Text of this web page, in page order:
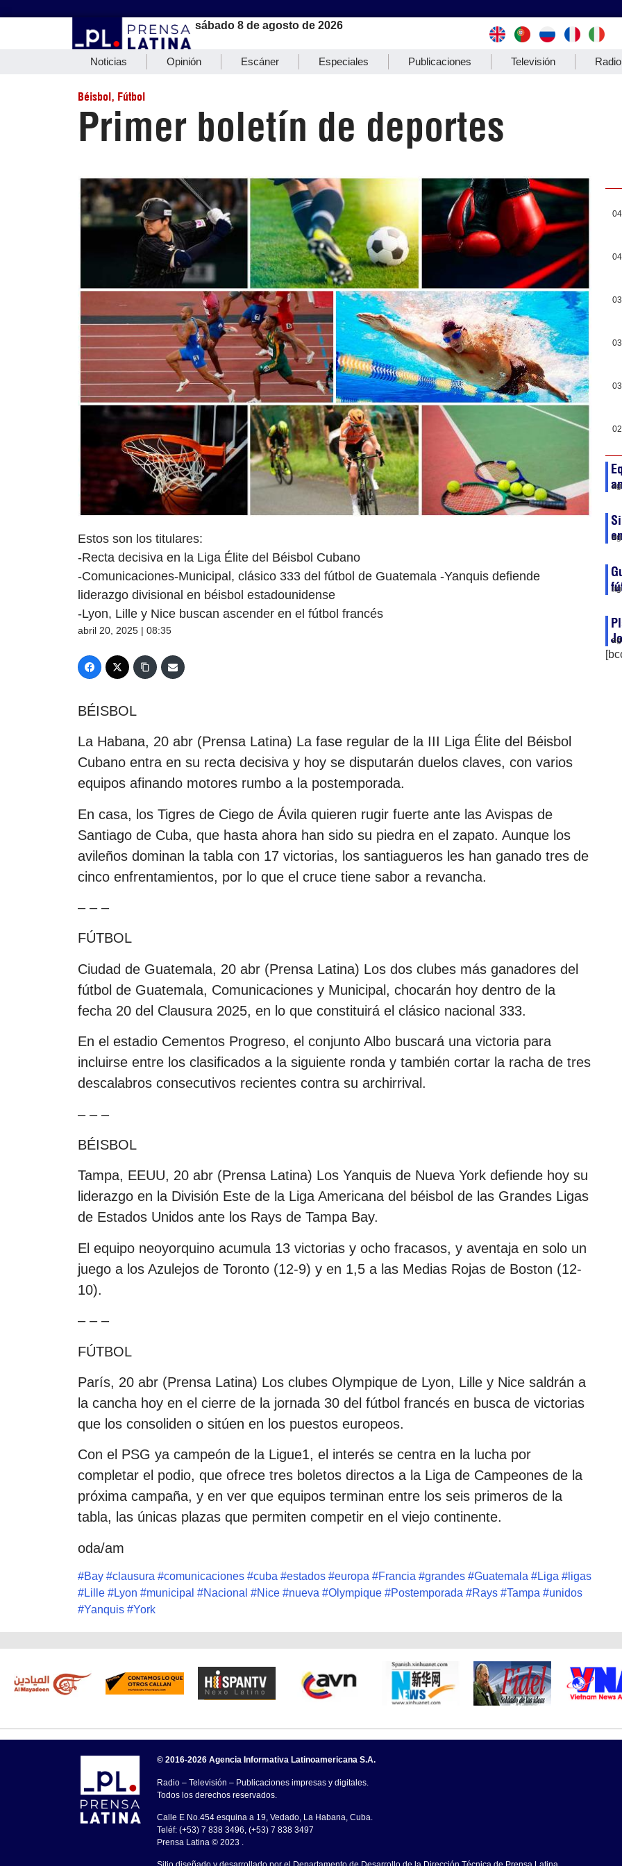
sábado 8 de agosto de 2026
Noticias Opinión Escáner Especiales Publicaciones Televisión Radio
Béisbol, Fútbol
Primer boletín de deportes
Estos son los titulares:
-Recta decisiva en la Liga Élite del Béisbol Cubano
-Comunicaciones-Municipal, clásico 333 del fútbol de Guatemala -Yanquis defiende
liderazgo divisional en béisbol estadounidense
-Lyon, Lille y Nice buscan ascender en el fútbol francés
abril 20, 2025 | 08:35
BÉISBOL
La Habana, 20 abr (Prensa Latina) La fase regular de la III Liga Élite del Béisbol
Cubano entra en su recta decisiva y hoy se disputarán duelos claves, con varios
equipos afinando motores rumbo a la postemporada.
En casa, los Tigres de Ciego de Ávila quieren rugir fuerte ante las Avispas de
Santiago de Cuba, que hasta ahora han sido su piedra en el zapato. Aunque los
avileños dominan la tabla con 17 victorias, los santiagueros les han ganado tres de
cinco enfrentamientos, por lo que el cruce tiene sabor a revancha.
– – –
FÚTBOL
Ciudad de Guatemala, 20 abr (Prensa Latina) Los dos clubes más ganadores del
fútbol de Guatemala, Comunicaciones y Municipal, chocarán hoy dentro de la
fecha 20 del Clausura 2025, en lo que constituirá el clásico nacional 333.
En el estadio Cementos Progreso, el conjunto Albo buscará una victoria para
incluirse entre los clasificados a la siguiente ronda y también cortar la racha de tres
descalabros consecutivos recientes contra su archirrival.
– – –
BÉISBOL
Tampa, EEUU, 20 abr (Prensa Latina) Los Yanquis de Nueva York defiende hoy su
liderazgo en la División Este de la Liga Americana del béisbol de las Grandes Ligas
de Estados Unidos ante los Rays de Tampa Bay.
El equipo neoyorquino acumula 13 victorias y ocho fracasos, y aventaja en solo un
juego a los Azulejos de Toronto (12-9) y en 1,5 a las Medias Rojas de Boston (12-
10).
– – –
FÚTBOL
París, 20 abr (Prensa Latina) Los clubes Olympique de Lyon, Lille y Nice saldrán a
la cancha hoy en el cierre de la jornada 30 del fútbol francés en busca de victorias
que los consoliden o sitúen en los puestos europeos.
Con el PSG ya campeón de la Ligue1, el interés se centra en la lucha por
completar el podio, que ofrece tres boletos directos a la Liga de Campeones de la
próxima campaña, y en ver que equipos terminan entre los seis primeros de la
tabla, las únicas plazas que permiten competir en el viejo continente.
oda/am
#Bay #clausura #comunicaciones #cuba #estados #europa #Francia #grandes #Guatemala #Liga # ligas
#Lille #Lyon #municipal #Nacional #Nice #nueva #Olympique #Postemporada #Rays #Tampa #unidos
#Yanquis #York
© 2016-2026 Agencia Informativa Latinoamericana S.A.
Radio – Televisión – Publicaciones impresas y digitales.
Todos los derechos reservados.
Calle E No.454 esquina a 19, Vedado, La Habana, Cuba.
Teléf: (+53) 7 838 3496, (+53) 7 838 3497
Prensa Latina © 2023 .